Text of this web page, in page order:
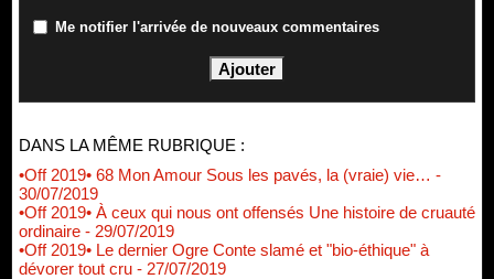
Me notifier l'arrivée de nouveaux commentaires
DANS LA MÊME RUBRIQUE :
•Off 2019• 68 Mon Amour Sous les pavés, la (vraie) vie… -
30/07/2019
•Off 2019• À ceux qui nous ont offensés Une histoire de cruauté
ordinaire - 29/07/2019
•Off 2019• Le dernier Ogre Conte slamé et "bio-éthique" à
dévorer tout cru - 27/07/2019